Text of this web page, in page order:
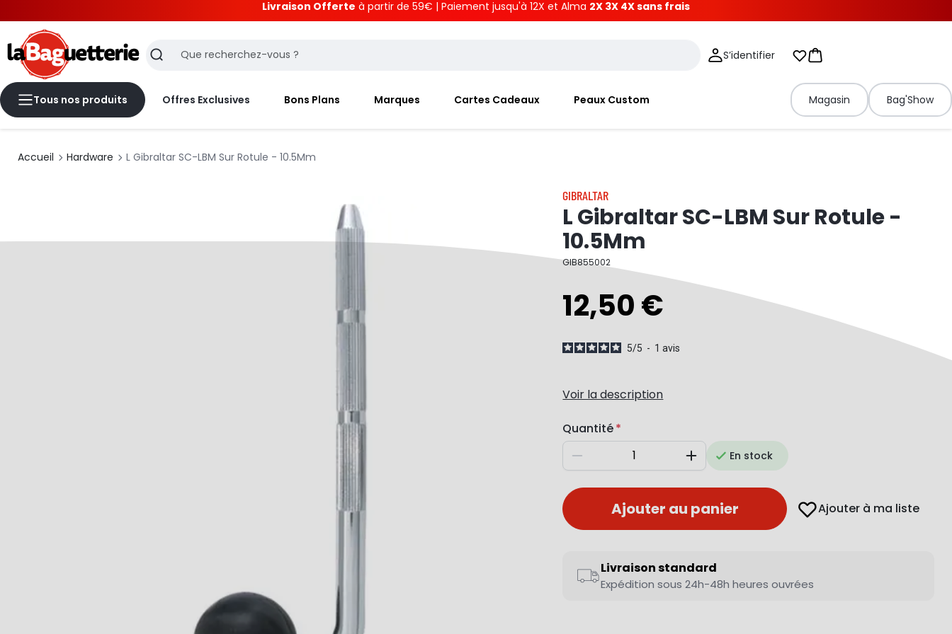
Livraison Offerte à partir de 59€ | Paiement jusqu'à 12X et Alma 2X 3X 4X sans frais
Recherche S’identifier Mes listes d'envies
Panier
Tous nos produits Offres Exclusives Bons Plans Marques Cartes Cadeaux Peaux Custom Magasin Bag'Show
Accueil Hardware L Gibraltar SC-LBM Sur Rotule - 10.5Mm
GIBRALTAR
L Gibraltar SC-LBM Sur Rotule -
10.5Mm
GIB855002
12,50 €
5/5 - 1avis
Voir la description
Quantité
Diminuer AugmenterEn stock
Ajouter au panier Ajouter à ma liste
Livraison standard
Expédition sous 24h-48h heures ouvrées